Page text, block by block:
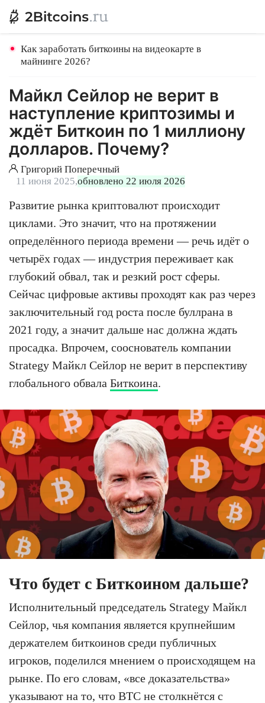
Как заработать биткоины на видеокарте в
майнинге 2026?
Майкл Сейлор не верит в
наступление криптозимы и
ждёт Биткоин по 1 миллиону
долларов. Почему?
Григорий Поперечный
11 июня 2025,обновлено 22 июля 2026
Развитие рынка криптовалют происходит
циклами. Это значит, что на протяжении
определённого периода времени — речь идёт о
четырёх годах — индустрия переживает как
глубокий обвал, так и резкий рост сферы.
Сейчас цифровые активы проходят как раз через
заключительный год роста после буллрана в
2021 году, а значит дальше нас должна ждать
просадка. Впрочем, сооснователь компании
Strategy Майкл Сейлор не верит в перспективу
глобального обвала Биткоина.
Что будет с Биткоином дальше?
Исполнительный председатель Strategy Майкл
Сейлор, чья компания является крупнейшим
держателем биткоинов среди публичных
игроков, поделился мнением о происходящем на
рынке. По его словам, «все доказательства»
указывают на то, что BTC не столкнётся с